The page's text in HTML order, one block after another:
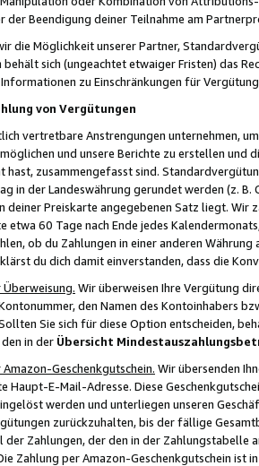
der Beendigung deiner Teilnahme am
die Möglichkeit unserer Partner,
behält sich (ungeachtet etwaiger Fristen) das
zu Einschränkungen für
von Vergütungen
vertretbare Anstrengungen unternehmen,
und unsere Berichte zu erstellen und
hast, zusammengefasst sind.
in der Landeswährung gerundet werden (z.
deiner Preiskarte angegebenen Satz liegt.
etwa 60 Tage nach Ende jedes
ob du Zahlungen in einer anderen
du dich damit einverstanden, dass die
Wir überweisen Ihre Vergütung
den Namen des Kontoinhabers
Sie sich für diese Option entscheiden,
in der Übersicht
Geschenkgutschein. Wir übersenden
Haupt-E-Mail-Adresse. Diese
werden und unterliegen unseren
zurückzuhalten, bis der fällige
der Zahlungen, der den in der
Zahlung per Amazon-Geschenkgutschein ist